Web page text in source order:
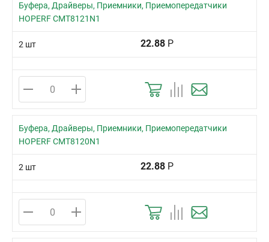
Буфера, Драйверы, Приемники, Приемопередатчики
HOPERF CMT8121N1
2 шт 22.88 Р
Буфера, Драйверы, Приемники, Приемопередатчики
HOPERF CMT8120N1
2 шт 22.88 Р